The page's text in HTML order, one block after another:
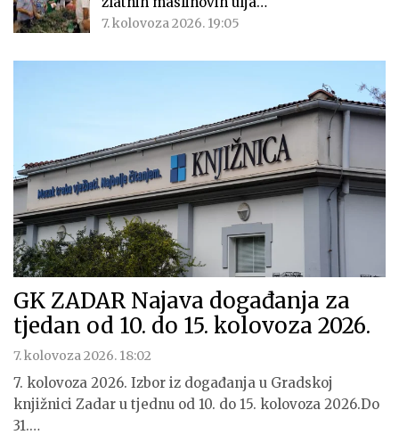
7. kolovoza 2026. 19:05
GK ZADAR Najava događanja za
tjedan od 10. do 15. kolovoza 2026.
7. kolovoza 2026. 18:02
7. kolovoza 2026. Izbor iz događanja u Gradskoj
knjižnici Zadar u tjednu od 10. do 15. kolovoza 2026.Do
31.…